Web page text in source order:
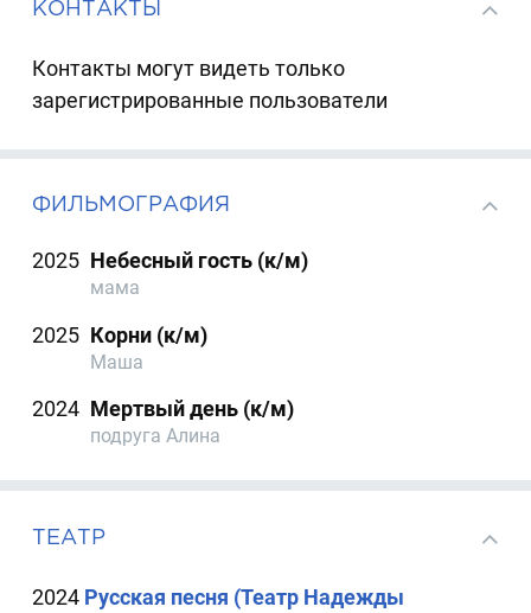
КОНТАКТЫ
Контакты могут видеть только
зарегистрированные пользователи
ФИЛЬМОГРАФИЯ
2025 Небесный гость (к/м)
мама
2025 Корни (к/м)
Маша
2024 Мертвый день (к/м)
подруга Алина
ТЕАТР
2024 Русская песня (Театр Надежды